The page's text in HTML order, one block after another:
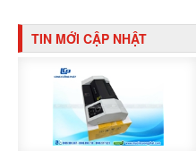
TIN MỚI CẬP NHẬT